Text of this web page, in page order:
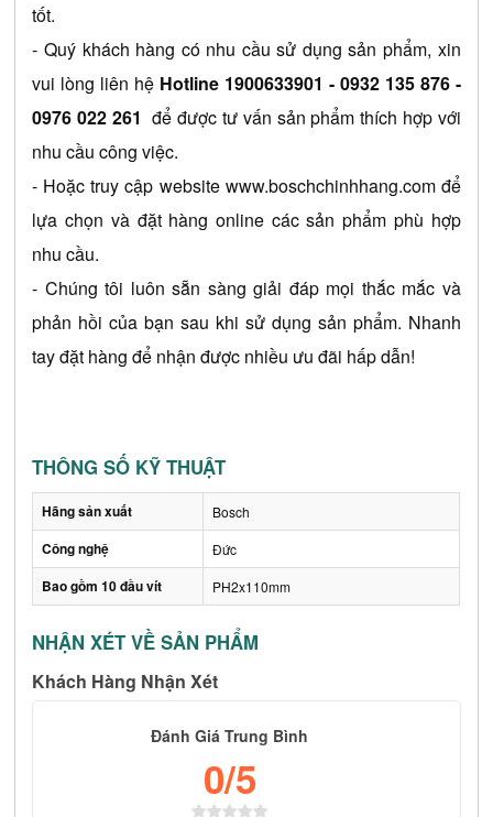
tốt.
- Quý khách hàng có nhu cầu sử dụng sản phẩm, xin
vui lòng liên hệ Hotline 1900633901 - 0932 135 876 -
0976 022 261 để được tư vấn sản phẩm thích hợp với
nhu cầu công việc.
- Hoặc truy cập website www.boschchinhhang.com để
lựa chọn và đặt hàng online các sản phẩm phù hợp
nhu cầu.
- Chúng tôi luôn sẵn sàng giải đáp mọi thắc mắc và
phản hồi của bạn sau khi sử dụng sản phẩm. Nhanh
tay đặt hàng để nhận được nhiều ưu đãi hấp dẫn!
THÔNG SỐ KỸ THUẬT
Hãng sản xuất Bosch
Công nghệ Đức
Bao gồm 10 đầu vít PH2x110mm
NHẬN XÉT VỀ SẢN PHẨM
Khách Hàng Nhận Xét
Đánh Giá Trung Bình
0/5